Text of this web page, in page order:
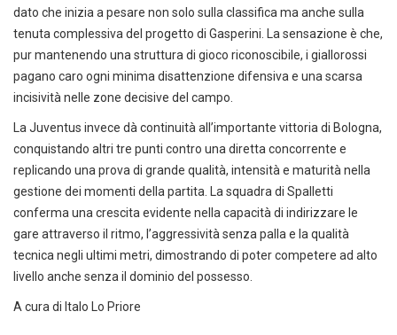
dato che inizia a pesare non solo sulla classifica ma anche sulla
tenuta complessiva del progetto di Gasperini. La sensazione è che,
pur mantenendo una struttura di gioco riconoscibile, i giallorossi
pagano caro ogni minima disattenzione difensiva e una scarsa
incisività nelle zone decisive del campo.
La Juventus invece dà continuità all’importante vittoria di Bologna,
conquistando altri tre punti contro una diretta concorrente e
replicando una prova di grande qualità, intensità e maturità nella
gestione dei momenti della partita. La squadra di Spalletti
conferma una crescita evidente nella capacità di indirizzare le
gare attraverso il ritmo, l’aggressività senza palla e la qualità
tecnica negli ultimi metri, dimostrando di poter competere ad alto
livello anche senza il dominio del possesso.
A cura di Italo Lo Priore